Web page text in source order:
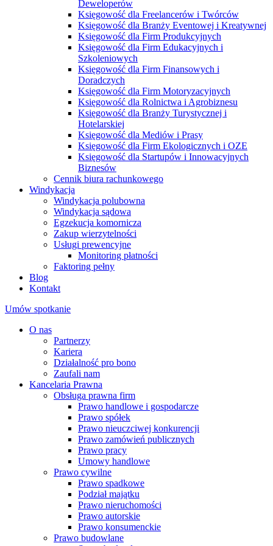
Deweloperów
Księgowość dla Freelancerów i Twórców
Księgowość dla Branży Eventowej i Kreatywnej
Księgowość dla Firm Produkcyjnych
Księgowość dla Firm Edukacyjnych i
Szkoleniowych
Księgowość dla Firm Finansowych i
Doradczych
Księgowość dla Firm Motoryzacyjnych
Księgowość dla Rolnictwa i Agrobiznesu
Księgowość dla Branży Turystycznej i
Hotelarskiej
Księgowość dla Mediów i Prasy
Księgowość dla Firm Ekologicznych i OZE
Księgowość dla Startupów i Innowacyjnych
Biznesów
Cennik biura rachunkowego
Windykacja
Windykacja polubowna
Windykacja sądowa
Egzekucja komornicza
Zakup wierzytelności
Usługi prewencyjne
Monitoring płatności
Faktoring pełny
Blog
Kontakt
Umów spotkanie
O nas
Partnerzy
Kariera
Działalność pro bono
Zaufali nam
Kancelaria Prawna
Obsługa prawna firm
Prawo handlowe i gospodarcze
Prawo spółek
Prawo nieuczciwej konkurencji
Prawo zamówień publicznych
Prawo pracy
Umowy handlowe
Prawo cywilne
Prawo spadkowe
Podział majątku
Prawo nieruchomości
Prawo autorskie
Prawo konsumenckie
Prawo budowlane